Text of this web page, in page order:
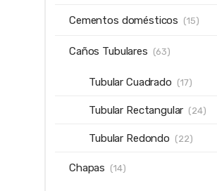
Cementos domésticos (15)
Caños Tubulares (63)
Tubular Cuadrado (17)
Tubular Rectangular (24)
Tubular Redondo (22)
Chapas (14)